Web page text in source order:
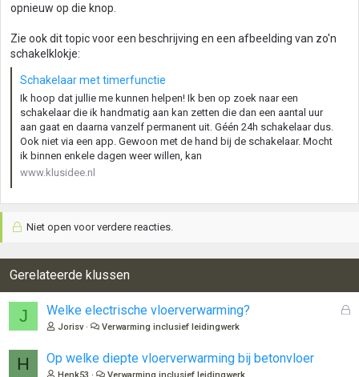
opnieuw op die knop.
Zie ook dit topic voor een beschrijving en een afbeelding van zo'n
schakelklokje:
Schakelaar met timerfunctie
Ik hoop dat jullie me kunnen helpen! Ik ben op zoek naar een
schakelaar die ik handmatig aan kan zetten die dan een aantal uur
aan gaat en daarna vanzelf permanent uit. Géén 24h schakelaar dus.
Ook niet via een app. Gewoon met de hand bij de schakelaar. Mocht
ik binnen enkele dagen weer willen, kan
www.klusidee.nl
Niet open voor verdere reacties.
Gerelateerde klussen
J
G
Welke electrische vloerverwarming?
Jorisv Verwarming inclusief leidingwerk
H Op welke diepte vloerverwarming bij betonvloer